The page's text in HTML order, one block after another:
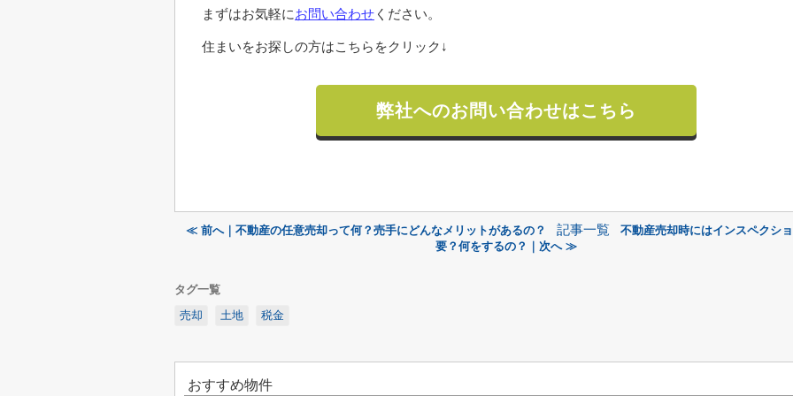
まずはお気軽にお問い合わせ ください。
住まいをお探しの方はこちらをクリック↓
弊社へのお問い合わせはこちら
≪ 前へ｜不動産の任意売却って何？売手にどんなメリットがあるの？ 記事一覧
不動産売却時にはインスペクシ
要？何をするの？｜次へ ≫
タグ一覧
売却
土地 税金
おすすめ物件